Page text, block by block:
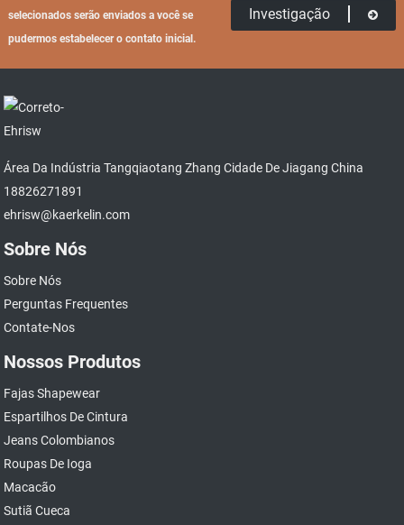
selecionados serão enviados a você se
pudermos estabelecer o contato inicial.
Investigação
Área Da Indústria Tangqiaotang Zhang Cidade De Jiagang China
18826271891
ehrisw@kaerkelin.com
Sobre Nós
Sobre Nós
Perguntas Frequentes
Contate-Nos
Nossos Produtos
Fajas Shapewear
Espartilhos De Cintura
Jeans Colombianos
Roupas De Ioga
Macacão
Sutiã Cueca